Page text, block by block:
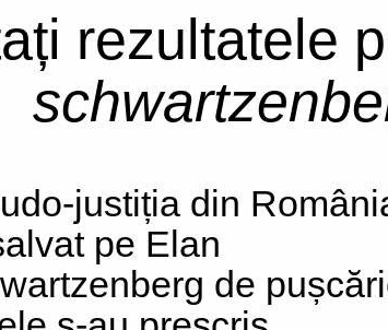
rezultatele
justiția din
pe Elan
de